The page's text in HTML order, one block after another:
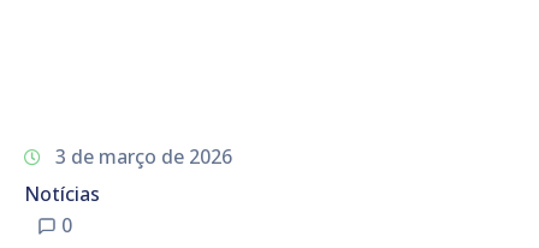
3 de março de 2026
Notícias
0